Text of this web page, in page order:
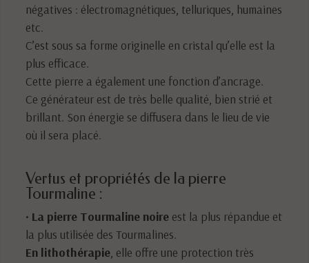
négatives : électromagnétiques, telluriques, humaines
etc.
C’est sous sa forme originelle en cristal qu’elle est la
plus efficace.
Cette pierre a également une fonction d’ancrage.
Ce générateur est de très belle qualité, bien strié et
brillant. Son énergie se diffusera dans le lieu de vie
où il sera placé.
Vertus et propriétés de la pierre
Tourmaline :
• La pierre Tourmaline noire est la plus répandue et
la plus utilisée des Tourmalines.
En lithothérapie , elle offre une protection très